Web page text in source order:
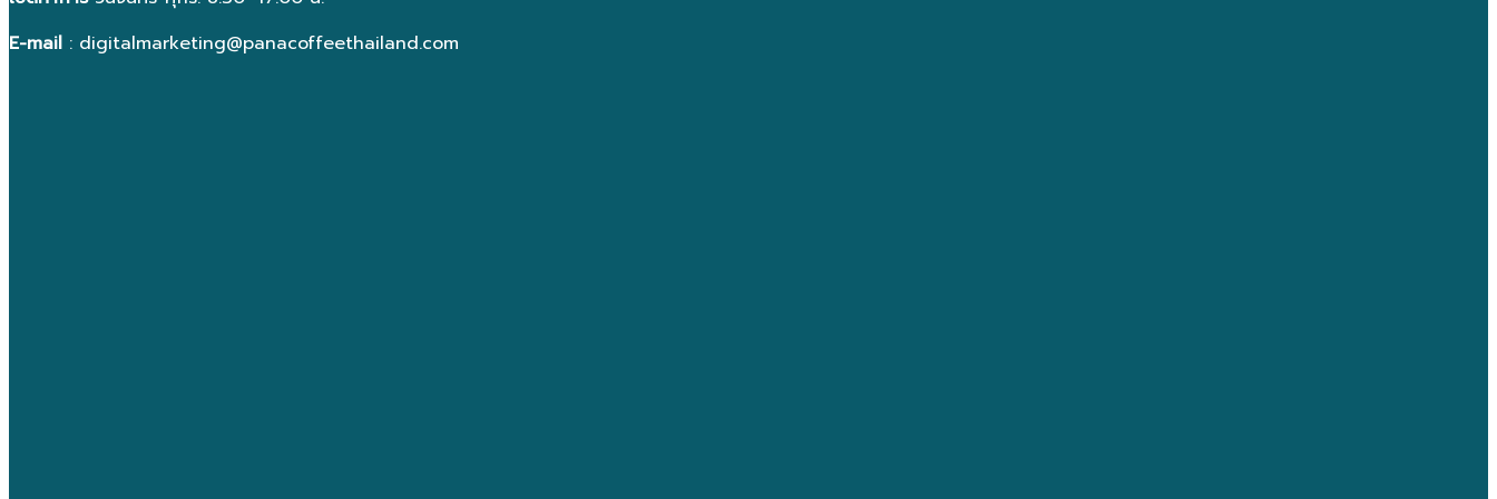
E-mail : digitalmarketing@panacoffeethailand.com